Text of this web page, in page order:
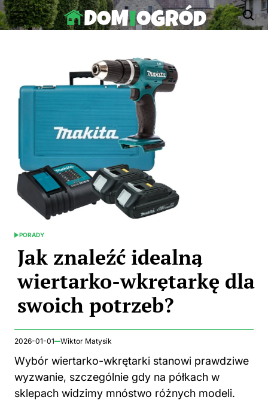
Skip
to
POSTED
PORADY
Jak znaleźć idealną
wiertarko-wkrętarkę dla
swoich potrzeb?
2026-01-01 Wiktor Matysik
Wybór wiertarko-wkrętarki stanowi prawdziwe
wyzwanie, szczególnie gdy na półkach w
sklepach widzimy mnóstwo różnych modeli.